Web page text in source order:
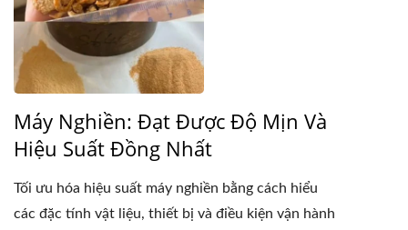
Máy Nghiền: Đạt Được Độ Mịn Và
Hiệu Suất Đồng Nhất
Tối ưu hóa hiệu suất máy nghiền bằng cách hiểu
các đặc tính vật liệu, thiết bị và điều kiện vận hành